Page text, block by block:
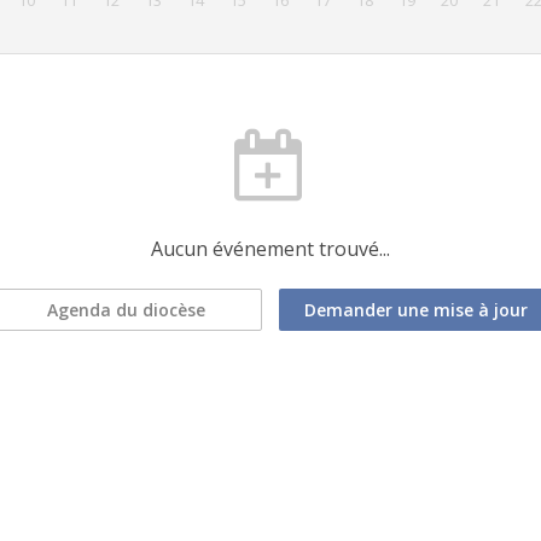
Aucun événement trouvé...
Agenda du diocèse Demander une mise à jour